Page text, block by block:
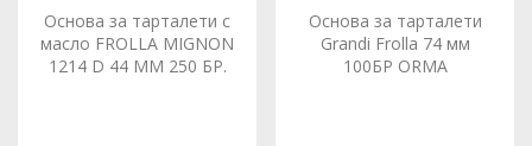
Основа за тарталети с
масло FROLLA MIGNON
1214 D 44 MM 250 БР.
Основа за тарталети
Grandi Frolla 74 мм
100БР ORMA